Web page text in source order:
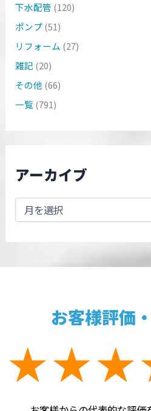
下水配管 (120)
ポンプ(51)
リフォーム (27)
雑記 (20)
その他 (66)
一覧(791)
アーカイブ
お客様評価